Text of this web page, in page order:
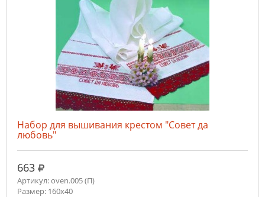
Набор для вышивания крестом "Совет да
любовь"
663 руб.
Артикул: oven.005 (П)
Размер: 160х40